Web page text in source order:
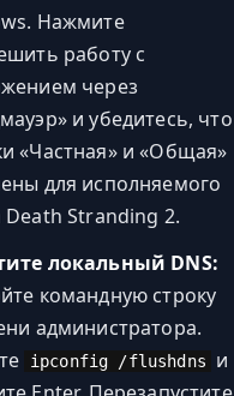
Нажмите
работу с
через
и убедитесь, что
«Частная» и «Общая»
для исполняемого
Stranding 2.
локальный DNS:
командную строку
администратора.
ipconfig /flushdns
и